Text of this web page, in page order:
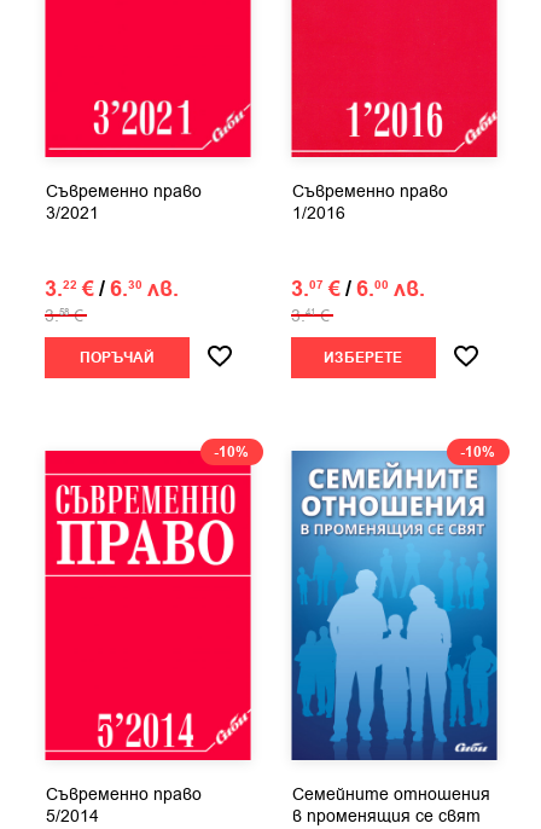
Съвременно право
3/2021
3.22 €/6.30 лв.
3.58 €
ПОРЪЧАЙ
Съвременно право
1/2016
3.07 €/6.00 лв.
3.41 €
ИЗБЕРЕТЕ
-10%
Съвременно право
5/2014
-10%
Семейните отношения
в променящия се свят